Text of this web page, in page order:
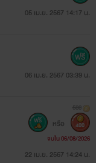
05 เม.ย. 2567 14:17 น.
06 เม.ย. 2567 03:39 น.
22 เม.ย. 2567 14:24 น.
หรือ 400
จบใน 06/08/2026